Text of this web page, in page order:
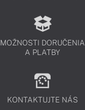
MOŽNOSTI DORUČENIA
A PLATBY
KONTAKTUJTE NÁS